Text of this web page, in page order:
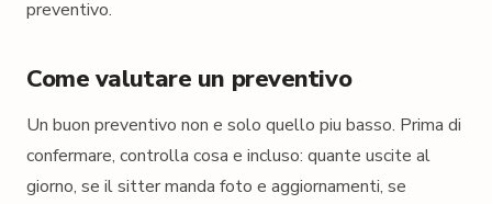
preventivo.
Come valutare un preventivo
Un buon preventivo non e solo quello piu basso. Prima di
confermare, controlla cosa e incluso: quante uscite al
giorno, se il sitter manda foto e aggiornamenti, se